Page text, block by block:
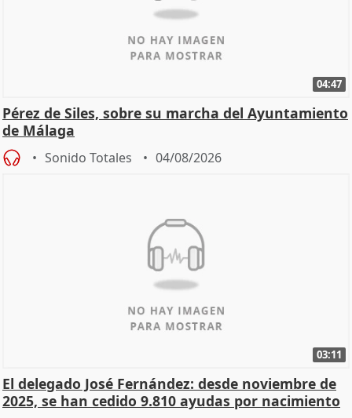
04:47
Pérez de Siles, sobre su marcha del Ayuntamiento
de Málaga
Sonido Totales 04/08/2026
03:11
El delegado José Fernández: desde noviembre de
2025, se han cedido 9.810 ayudas por nacimiento